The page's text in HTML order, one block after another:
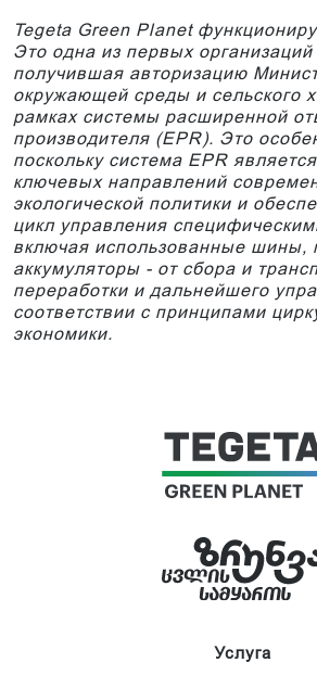
Tegeta Green Planet
Это одна из первых организаций
получившая авторизацию
окружающей среды и сельского
рамках системы расширенной
производителя (EPR). Это
поскольку система EPR
ключевых направлений
экологической политики и
цикл управления
включая использованные шины,
аккумуляторы - от сбора и
переработки и дальнейшего
соответствии с принципами
экономики.
Услуга